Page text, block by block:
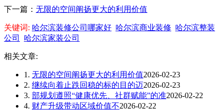
下一篇： 无限的空间阐扬更大的利用价值
关键词: 哈尔滨装修公司哪家好 哈尔滨商业装修 哈尔滨整装
公司
哈尔滨家装公司
相关文章:
1. 无限的空间阐扬更大的利用价值2026-02-23
2. 继续向着止跌回稳的标的目的迈2026-02-23
3. 部规划遵照“健康优先、社群赋能”的准2026-02-22
4. 财产升级带动区域价值不2026-02-22